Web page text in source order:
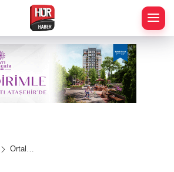
Ortalığı